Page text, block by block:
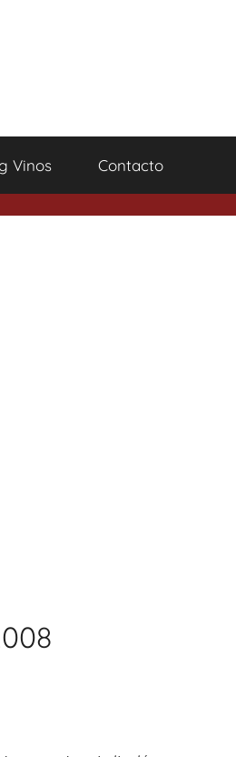
Vinos Contacto